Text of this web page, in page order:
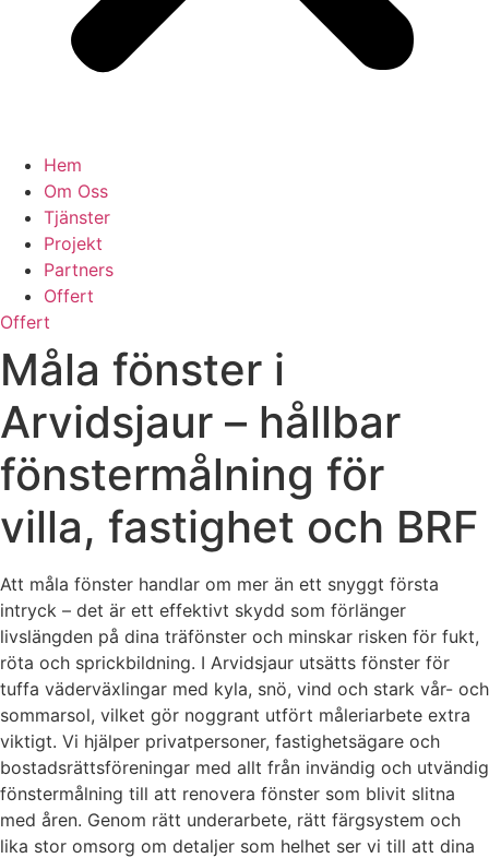
Hem
Om Oss
Tjänster
Projekt
Partners
Offert
Offert
Måla fönster i
Arvidsjaur – hållbar
fönstermålning för
villa, fastighet och BRF
Att måla fönster handlar om mer än ett snyggt första
intryck – det är ett effektivt skydd som förlänger
livslängden på dina träfönster och minskar risken för fukt,
röta och sprickbildning. I Arvidsjaur utsätts fönster för
tuffa väderväxlingar med kyla, snö, vind och stark vår- och
sommar­sol, vilket gör noggrant utfört måleriarbete extra
viktigt. Vi hjälper privatpersoner, fastighetsägare och
bostadsrättsföreningar med allt från invändig och utvändig
fönstermålning till att renovera fönster som blivit slitna
med åren. Genom rätt underarbete, rätt färgsystem och
lika stor omsorg om detaljer som helhet ser vi till att dina